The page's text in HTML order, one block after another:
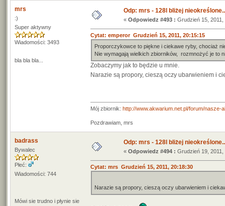
mrs
:)
Super aktywny
Wiadomości: 3493
bla bla bla...
Odp: mrs - 128l bliżej
« Odpowiedz #493 : Grudzień 15, 2011,
Cytat: emperor Grudzień 15, 2011, 20:15:15
Proporczykowce to piękne i ciekawe ryby, chociaż
Nie wymagają wielkich zbiorników, rozmnożyć je to
Zobaczymy jak to będzie u mnie.
Narazie są propory, cieszą oczy ubarwieniem i
Mój zbiornik: http://www.akwarium.net.pl/forum/
Pozdrawiam, mrs
badrass
Bywalec
Płeć:
Wiadomości: 744
Mówi sie trudno i płynie sie
Odp: mrs - 128l bliżej
« Odpowiedz #494 : Grudzień 19, 2011,
Cytat: mrs Grudzień 15, 2011, 20:18:30
Narazie są propory, cieszą oczy ubarwieniem i